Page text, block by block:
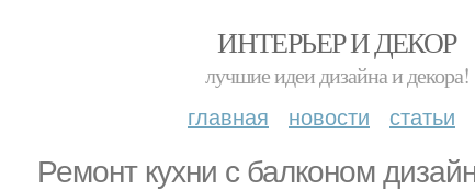
ИНТЕРЬЕР И ДЕКОР
лучшие идеи дизайна и декора!
главная новости статьи
Ремонт кухни с балконом